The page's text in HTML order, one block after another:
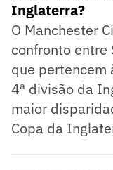
Inglaterra?
O Manchester
confronto entre
que pertencem
4ª divisão da
maior
Copa da